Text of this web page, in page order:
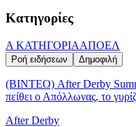
Κατηγορίες
Α ΚΑΤΗΓΟΡΙΑΑΠΟΕΛ
Ροή ειδήσεων Δημοφιλή
(ΒΙΝΤΕΟ) After Derby
πείθει ο Απόλλωνας, το
After Derby